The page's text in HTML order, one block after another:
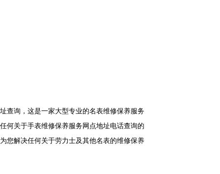
查询，这是一家大型专业的名表维修保养服务
何关于手表维修保养服务网点地址电话查询的
您解决任何关于劳力士及其他名表的维修保养